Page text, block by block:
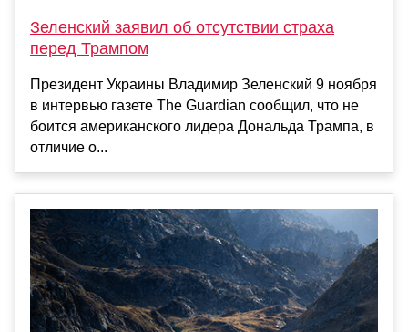
Зеленский заявил об отсутствии страха
перед Трампом
Президент Украины Владимир Зеленский 9 ноября
в интервью газете The Guardian сообщил, что не
боится американского лидера Дональда Трампа, в
отличие о...